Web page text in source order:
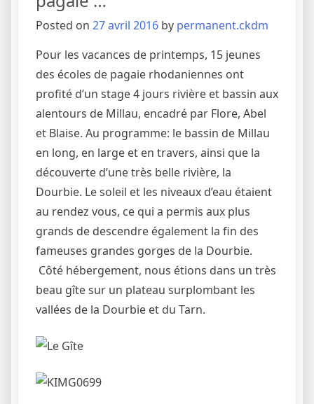
Posted on 27 avril 2016 by permanent.ckdm
Pour les vacances de printemps, 15 jeunes
des écoles de pagaie rhodaniennes ont
profité d’un stage 4 jours rivière et bassin aux
alentours de Millau, encadré par Flore, Abel
et Blaise. Au programme: le bassin de Millau
en long, en large et en travers, ainsi que la
découverte d’une très belle rivière, la
Dourbie. Le soleil et les niveaux d’eau étaient
au rendez vous, ce qui a permis aux plus
grands de descendre également la fin des
fameuses grandes gorges de la Dourbie.
Côté hébergement, nous étions dans un très
beau gîte sur un plateau surplombant les
vallées de la Dourbie et du Tarn.